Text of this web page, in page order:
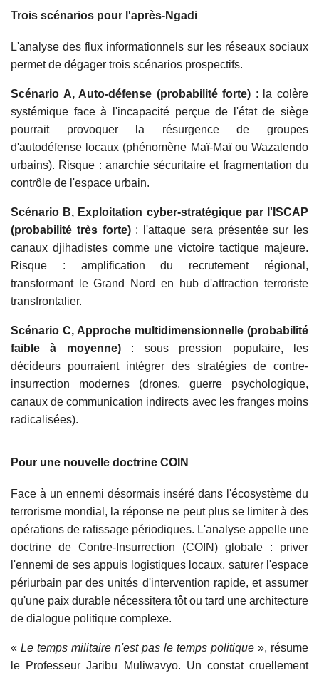
Trois scénarios pour l'après-Ngadi
L'analyse des flux informationnels sur les réseaux sociaux
permet de dégager trois scénarios prospectifs.
Scénario A, Auto-défense (probabilité forte) : la colère
systémique face à l'incapacité perçue de l'état de siège
pourrait provoquer la résurgence de groupes
d'autodéfense locaux (phénomène Maï-Maï ou Wazalendo
urbains). Risque : anarchie sécuritaire et fragmentation du
contrôle de l'espace urbain.
Scénario B, Exploitation cyber-stratégique par l'ISCAP
(probabilité très forte): l'attaque sera présentée sur les
canaux djihadistes comme une victoire tactique majeure.
Risque : amplification du recrutement régional,
transformant le Grand Nord en hub d'attraction terroriste
transfrontalier.
Scénario C, Approche multidimensionnelle (probabilité
faible à moyenne): sous pression populaire, les
décideurs pourraient intégrer des stratégies de contre-
insurrection modernes (drones, guerre psychologique,
canaux de communication indirects avec les franges moins
radicalisées).
Pour une nouvelle doctrine COIN
Face à un ennemi désormais inséré dans l'écosystème du
terrorisme mondial, la réponse ne peut plus se limiter à des
opérations de ratissage périodiques. L'analyse appelle une
doctrine de Contre-Insurrection (COIN) globale : priver
l'ennemi de ses appuis logistiques locaux, saturer l'espace
périurbain par des unités d'intervention rapide, et assumer
qu'une paix durable nécessitera tôt ou tard une architecture
de dialogue politique complexe.
« Le temps militaire n'est pas le temps politique », résume
le Professeur Jaribu Muliwavyo. Un constat cruellement